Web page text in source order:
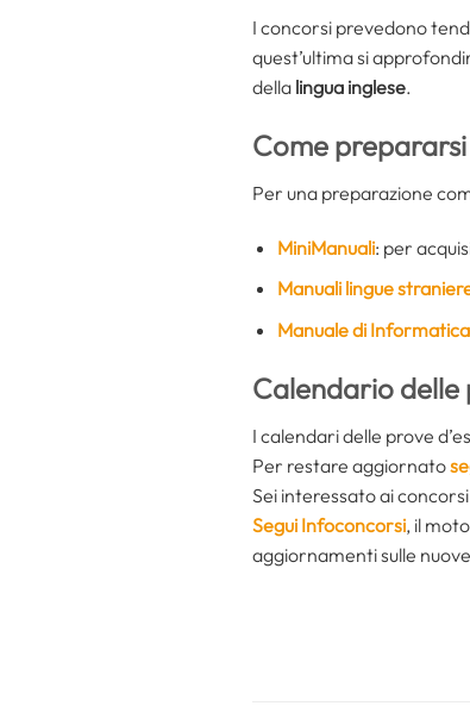
I concorsi prevedono
quest’ultima si
della lingua inglese.
Come
Per una preparazione
MiniManuali: per
Manuali lingue
Manuale di Informatica
Calendario delle
I calendari delle prove
Per restare aggiornato
Sei interessato ai
Segui Infoconcorsi, il
aggiornamenti sulle